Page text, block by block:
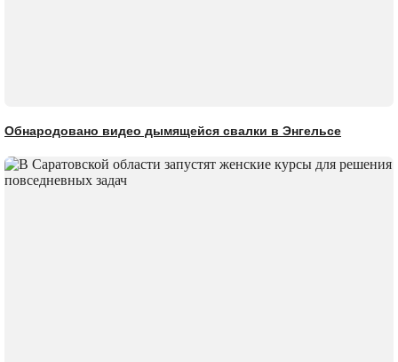
Обнародовано видео дымящейся свалки в Энгельсе